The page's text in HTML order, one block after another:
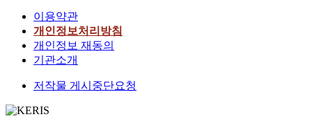
이용약관
개인정보처리방침
개인정보 재동의
기관소개
저작물 게시중단요청